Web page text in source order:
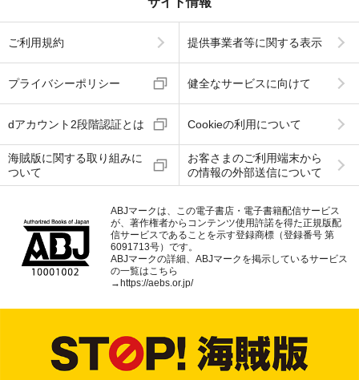
ご利用規約 提供事業者等に関する表示
プライバシーポリシー 健全なサービスに向けて
dアカウント2段階認証とは Cookieの利用について
海賊版に関する取り組みに
ついて
お客さまのご利用端末から
の情報の外部送信について
ABJマークは、この電子書店・電子書籍配信サービス
が、著作権者からコンテンツ使用許諾を得た正規版配
信サービスであることを示す登録商標（登録番号 第
6091713号）です。
ABJマークの詳細、ABJマークを掲示しているサービス
の一覧はこちら
→ https://aebs.or.jp/